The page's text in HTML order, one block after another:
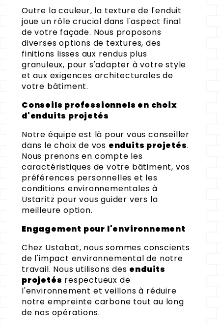
Outre la couleur, la texture de l'enduit
joue un rôle crucial dans l'aspect final
de votre façade. Nous proposons
diverses options de textures, des
finitions lisses aux rendus plus
granuleux, pour s'adapter à votre style
et aux exigences architecturales de
votre bâtiment.
Conseils professionnels en choix
d'enduits projetés
Notre équipe est là pour vous conseiller
dans le choix de vos enduits projetés.
Nous prenons en compte les
caractéristiques de votre bâtiment, vos
préférences personnelles et les
conditions environnementales à
Ustaritz pour vous guider vers la
meilleure option.
Engagement pour l'environnement
Chez Ustabat, nous sommes conscients
de l'impact environnemental de notre
travail. Nous utilisons des enduits
projetés respectueux de
l'environnement et veillons à réduire
notre empreinte carbone tout au long
de nos opérations.